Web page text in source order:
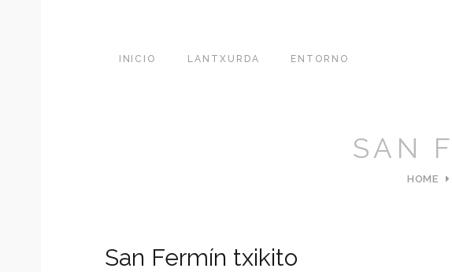
INICIO LANTXURDA ENTORNO
SAN
HOME
San Fermín txikito